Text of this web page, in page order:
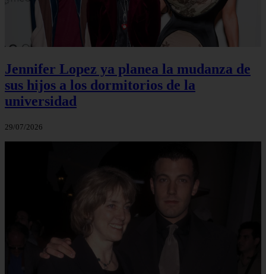
Jennifer Lopez ya planea la mudanza de
sus hijos a los dormitorios de la
universidad
29/07/2026